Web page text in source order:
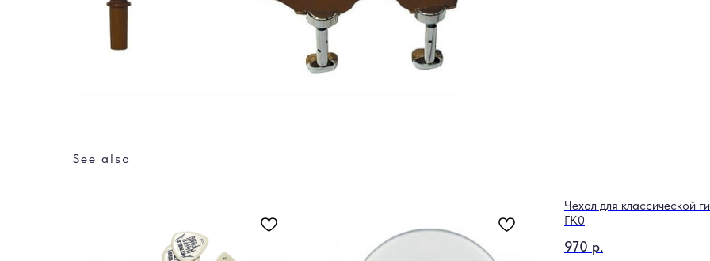
See also
Чехол для классической
ГК0
970 р.